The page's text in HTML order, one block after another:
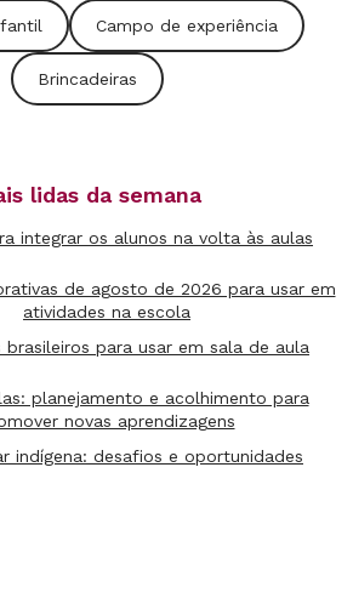
Campo de experiência
Brincadeiras
lidas da semana
integrar os alunos na volta às aulas
de agosto de 2026 para usar em
atividades na escola
brasileiros para usar em sala de aula
planejamento e acolhimento para
novas aprendizagens
indígena: desafios e oportunidades